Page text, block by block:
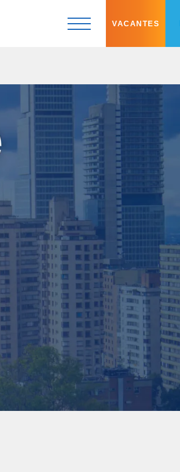
VACANTES